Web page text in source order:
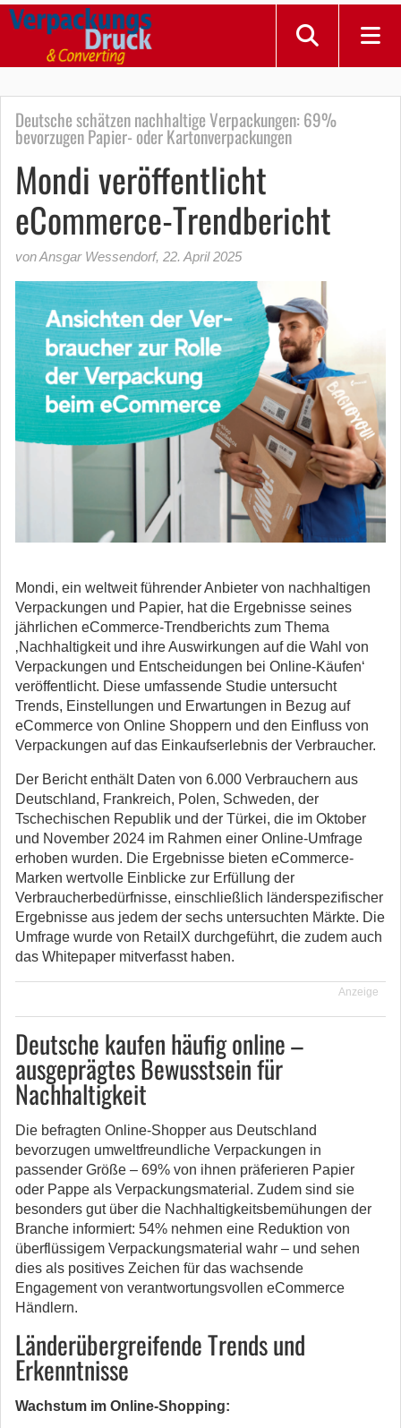
Deutsche schätzen nachhaltige Verpackungen: 69%
bevorzugen Papier- oder Kartonverpackungen
Mondi veröffentlicht
eCommerce-Trendbericht
von Ansgar Wessendorf, 22. April 2025
Mondi, ein weltweit führender Anbieter von nachhaltigen
Verpackungen und Papier, hat die Ergebnisse seines
jährlichen eCommerce-Trendberichts zum Thema
‚Nachhaltigkeit und ihre Auswirkungen auf die Wahl von
Verpackungen und Entscheidungen bei Online-Käufen‘
veröffentlicht. Diese umfassende Studie untersucht
Trends, Einstellungen und Erwartungen in Bezug auf
eCommerce von Online Shoppern und den Einfluss von
Verpackungen auf das Einkaufserlebnis der Verbraucher.
Der Bericht enthält Daten von 6.000 Verbrauchern aus
Deutschland, Frankreich, Polen, Schweden, der
Tschechischen Republik und der Türkei, die im Oktober
und November 2024 im Rahmen einer Online-Umfrage
erhoben wurden. Die Ergebnisse bieten eCommerce-
Marken wertvolle Einblicke zur Erfüllung der
Verbraucherbedürfnisse, einschließlich länderspezifischer
Ergebnisse aus jedem der sechs untersuchten Märkte. Die
Umfrage wurde von RetailX durchgeführt, die zudem auch
das Whitepaper mitverfasst haben.
Anzeige
Deutsche kaufen häufig online –
ausgeprägtes Bewusstsein für
Nachhaltigkeit
Die befragten Online-Shopper aus Deutschland
bevorzugen umweltfreundliche Verpackungen in
passender Größe – 69% von ihnen präferieren Papier
oder Pappe als Verpackungsmaterial. Zudem sind sie
besonders gut über die Nachhaltigkeitsbemühungen der
Branche informiert: 54% nehmen eine Reduktion von
überflüssigem Verpackungsmaterial wahr – und sehen
dies als positives Zeichen für das wachsende
Engagement von verantwortungsvollen eCommerce
Händlern.
Länderübergreifende Trends und
Erkenntnisse
Wachstum im Online-Shopping: